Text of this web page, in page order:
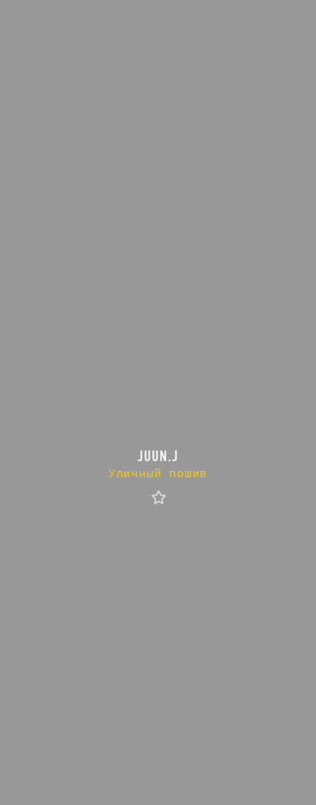
JUUN.J
Уличный пошив